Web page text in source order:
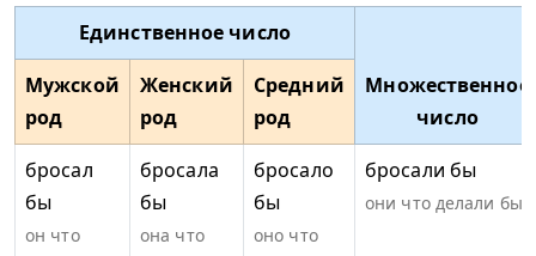
Единственное число
Множественное
число
Мужской
род
Женский
род
Средний
род
бросал
бы
он что
бросала
бы
она что
бросало
бы
оно что
бросали бы
они что делали бы?